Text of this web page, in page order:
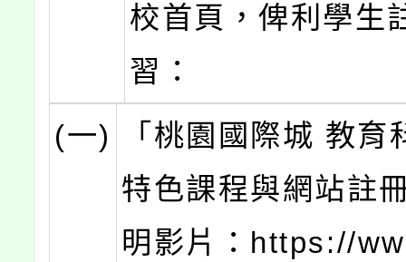
校首頁，俾利學生
習：
(一)
「桃園國際城 教育
特色課程與網站註
明影片：https://